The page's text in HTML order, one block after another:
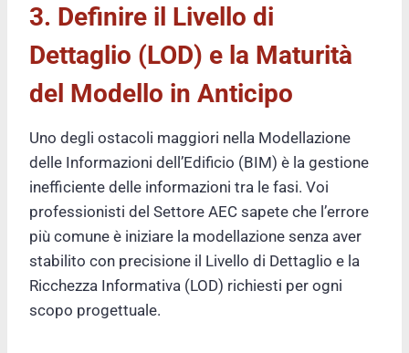
3. Definire il Livello di
Dettaglio (LOD) e la Maturità
del Modello in Anticipo
Uno degli ostacoli maggiori nella Modellazione
delle Informazioni dell’Edificio (BIM) è la gestione
inefficiente delle informazioni tra le fasi. Voi
professionisti del Settore AEC sapete che l’errore
più comune è iniziare la modellazione senza aver
stabilito con precisione il Livello di Dettaglio e la
Ricchezza Informativa (LOD) richiesti per ogni
scopo progettuale.